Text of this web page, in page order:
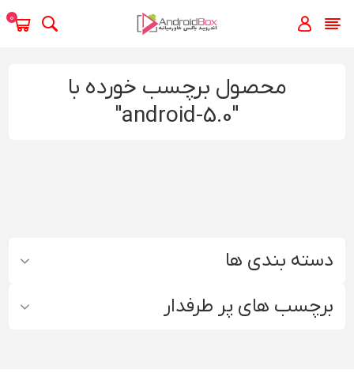
0
دسته بندی ها
برچسب های پر طرفدار
محصول برچسب خورده با
"android-5.0"